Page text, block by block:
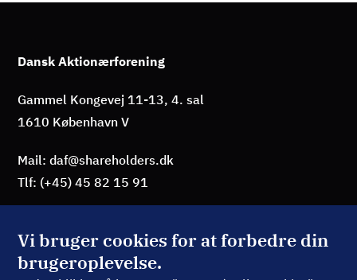
Vi bruger cookies for at forbedre din
brugeroplevelse.
Dansk Aktionærforening
Gammel Kongevej 11-13, 4. sal
1610 København V
Mail: daf@shareholders.dk
Tlf: (+45) 45 82 15 91
BLIV MEDLEM